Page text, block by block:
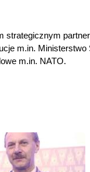
strategicznym
m.in.
m.in. NATO.